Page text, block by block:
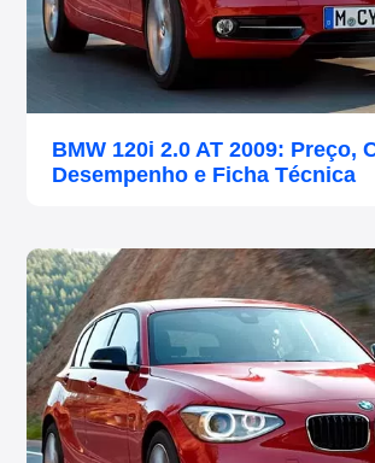
BMW 120i 2.0 AT 2009: Preço,
Desempenho e Ficha Técnica